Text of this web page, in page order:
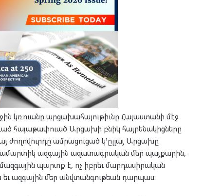
կռուանը արցախահայութիւնը Հայաստանի մէջ
հայաթափուած Արցախի բնիկ հայրենակիցները
ժողովուրդը ամրացուցած կ’ըլլայ Արցախը
ազգային ազատագրական մեր պայքարին,
պարտք է, ոչ իբրեւ մարդասիրական
եւ ազգային մեր անվտանգութեան դարպաս: